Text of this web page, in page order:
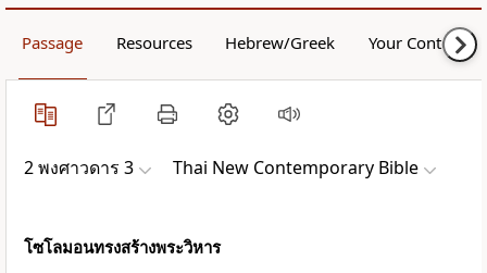
Passage Resources Hebrew/Greek Your Content
2 พงศาวดาร 3 Thai New Contemporary Bible
โซโลมอนทรงสร้างพระวิหาร